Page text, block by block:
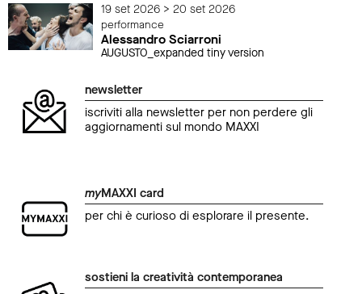
19 set 2026 > 20 set 2026
performance
Alessandro Sciarroni
AUGUSTO_expanded tiny version
newsletter
iscriviti alla newsletter per non perdere gli
aggiornamenti sul mondo MAXXI
myMAXXI card
per chi è curioso di esplorare il presente.
sostieni la creatività contemporanea